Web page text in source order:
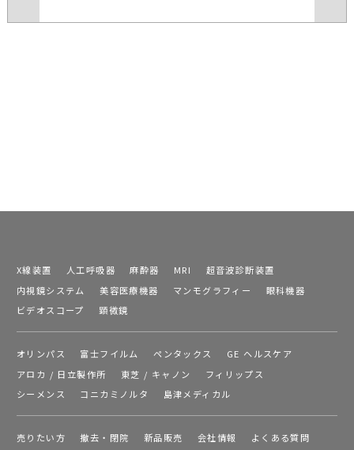
X線装置 人工呼吸器 麻酔器 MRI
超音波診断装置
内視鏡システム
美容医療機器 マンモグラフィー
眼科機器
ビデオスコープ
顕微鏡
オリンパス 富士フイルム ペンタックス
GE ヘルスケア
アロカ / 日立製作所
東芝 / キャノン
フィリップス
シーメンス
コニカミノルタ 島津メディカル
売りたい方 撤去・閉院 新品販売 会社情報
よくある質問